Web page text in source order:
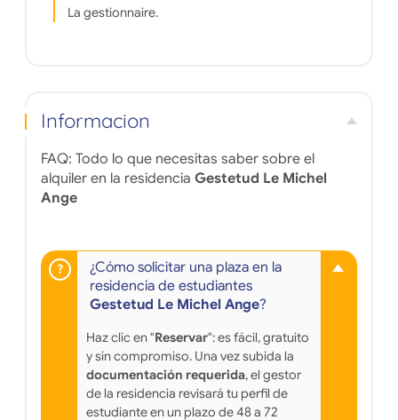
La gestionnaire.
Informacion
FAQ: Todo lo que necesitas saber sobre el
alquiler en la residencia Gestetud Le Michel
Ange
¿Cómo solicitar una plaza en la
residencia de estudiantes
Gestetud Le Michel Ange?
Haz clic en "Reservar": es fácil, gratuito
y sin compromiso. Una vez subida la
documentación requerida, el gestor
de la residencia revisará tu perfil de
estudiante en un plazo de 48 a 72